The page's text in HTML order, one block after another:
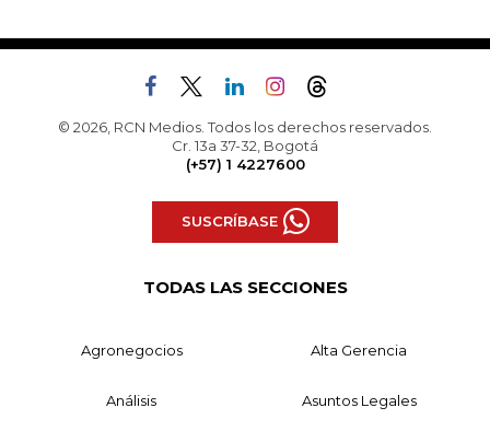
© 2026, RCN Medios. Todos los derechos reservados.
Cr. 13a 37-32, Bogotá
(+57) 1 4227600
SUSCRÍBASE
TODAS LAS SECCIONES
Agronegocios Alta Gerencia
Análisis Asuntos Legales